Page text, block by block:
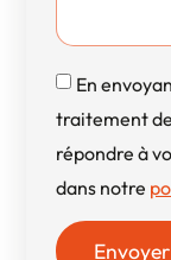
En
traitement
répondre à
dans notre